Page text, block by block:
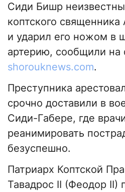
Сиди Бишр
коптского
и ударил его ножом в
артерию, сообщили на
shorouknews.com.
Преступника
срочно доставили в
Сиди-Габере, где
реанимировать
безуспешно.
Патриарх Коптской
Тавадрос II (Феодор II)